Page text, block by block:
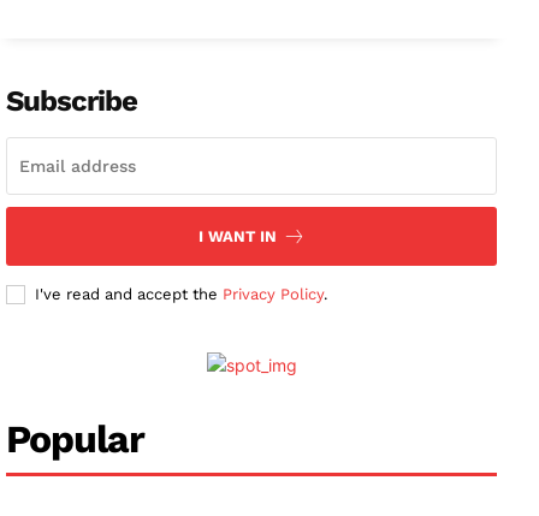
Magazine PRO
Subscribe
I WANT IN
I've read and accept the Privacy Policy.
Popular